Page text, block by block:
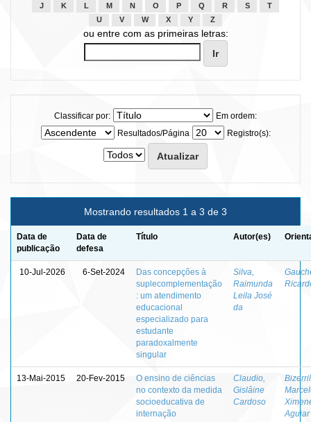
J
K L M N O P Q R S
T
U
V W X Y Z
ou entre com as primeiras letras:
Classificar por:
Em ordem:
Resultados/Página
Registro(s):
Mostrando resultados 1 a 3 de 3
Data de
publicação
Data de
defesa
Título Autor(es)
10-Jul-2026 6-Set-2024
Das concepções à
suplecomplementação
: um atendimento
educacional
especializado para
estudante
paradoxalmente
singular
Silva,
Raimunda
Leila José
da
13-Mai-2015 20-Fev-2015
O ensino de ciências
no contexto da medida
socioeducativa de
internação
Claudio,
Gislâine
Cardoso
Aguiar